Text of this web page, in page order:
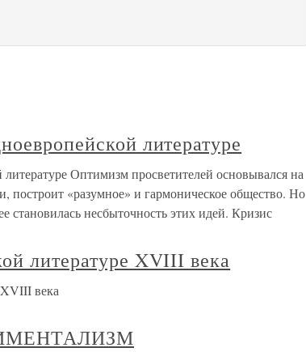
литературе
Оптимизм просветителей основывался на
построит «разумное» и гармоническое общество. Но
становилась несбыточность этих идей. Кризис
литературе XVIII века
XVIII века